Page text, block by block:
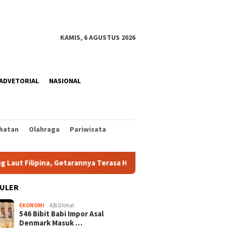
KAMIS, 6 AGUSTUS 2026
NASIONAL
Olahraga
Pariwisata
Getarannya Terasa Hingga Sangihe dan Talaud
EKONOMI 426 Dilihat
546 Bibit Babi Impor Asal
Denmark Masuk …